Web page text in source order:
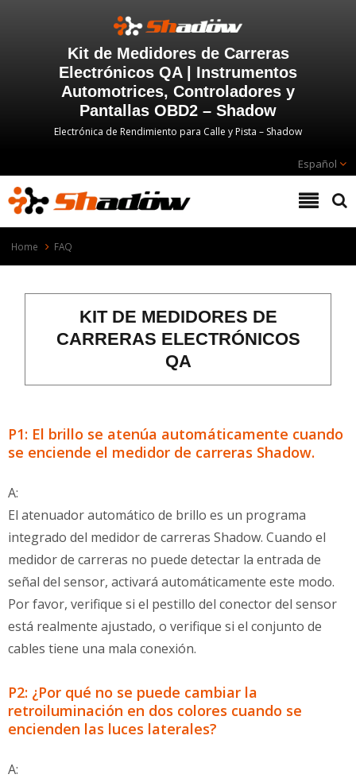
Kit de Medidores de Carreras
Electrónicos QA | Instrumentos
Automotrices, Controladores y
Pantallas OBD2 – Shadow
Electrónica de Rendimiento para Calle y Pista – Shadow
Español
Home FAQ
KIT DE MEDIDORES DE
CARRERAS ELECTRÓNICOS
QA
P1: El brillo se atenúa automáticamente cuando
se enciende el medidor de carreras Shadow.
A:
El atenuador automático de brillo es un programa
integrado del medidor de carreras Shadow. Cuando el
medidor de carreras no puede detectar la entrada de
señal del sensor, activará automáticamente este modo.
Por favor, verifique si el pestillo del conector del sensor
está realmente ajustado, o verifique si el conjunto de
cables tiene una mala conexión.
P2: ¿Por qué no se puede cambiar la
retroiluminación en dos colores cuando se
encienden las luces laterales?
A: